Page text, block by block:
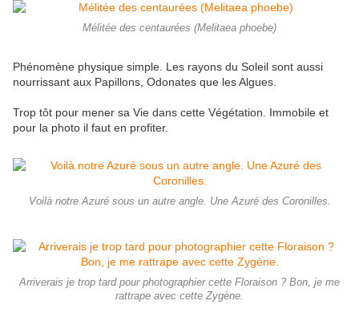
Mélitée des centaurées (Melitaea phoebe)
Phénomène physique simple. Les rayons du Soleil sont aussi
nourrissant aux Papillons, Odonates que les Algues.
Trop tôt pour mener sa Vie dans cette Végétation. Immobile et
pour la photo il faut en profiter.
Voilà notre Azuré sous un autre angle. Une Azuré des Coronilles.
Arriverais je trop tard pour photographier cette Floraison ? Bon, je me
rattrape avec cette Zygène.